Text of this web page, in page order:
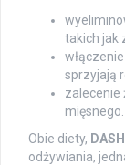
takich jak
sprzyjają
zalecenie
mięsnego.
Obie diety, DASH
odżywiania,